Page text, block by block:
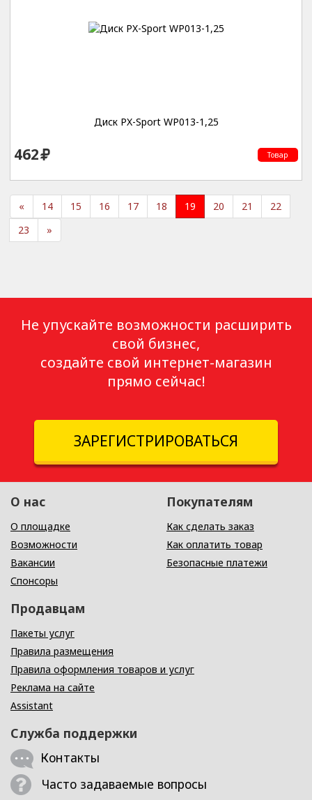
Диск PX-Sport WP013-1,25
462 Товар
« 14 15 16 17 18 19 20 21
22
23
»
Не упускайте возможности расширить
свой бизнес,
создайте свой интернет-магазин
прямо сейчас!
ЗАРЕГИСТРИРОВАТЬСЯ
О нас
О площадке
Возможности
Вакансии
Спонсоры
Покупателям
Как сделать заказ
Как оплатить товар
Безопасные платежи
Продавцам
Пакеты услуг
Правила размещения
Правила оформления товаров и услуг
Реклама на сайте
Assistant
Служба поддержки
Контакты
Часто задаваемые вопросы